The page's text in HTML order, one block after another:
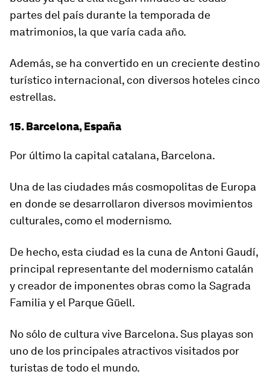
partes del país durante la temporada de
matrimonios, la que varía cada año.
Además, se ha convertido en un creciente destino
turístico internacional, con diversos hoteles cinco
estrellas.
15. Barcelona, España
Por último la capital catalana, Barcelona.
Una de las ciudades más cosmopolitas de Europa
en donde se desarrollaron diversos movimientos
culturales, como el modernismo.
De hecho, esta ciudad es la cuna de Antoni Gaudí,
principal representante del modernismo catalán
y creador de imponentes obras como la Sagrada
Familia y el Parque Güell.
No sólo de cultura vive Barcelona. Sus playas son
uno de los principales atractivos visitados por
turistas de todo el mundo.